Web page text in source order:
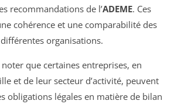
recommandations de l’ADEME. Ces
cohérence et une comparabilité des
organisations.
que certaines entreprises, en
et de leur secteur d’activité, peuvent
obligations légales en matière de bilan